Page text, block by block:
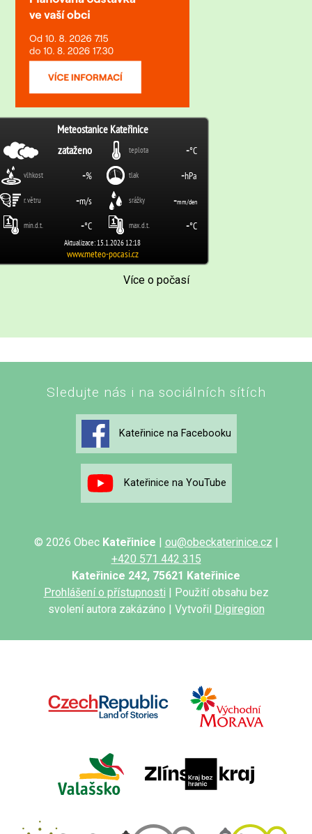
Více o počasí
Sledujte nás i na sociálních sítích
Kateřinice na Facebooku
Kateřinice na YouTube
© 2026 Obec Kateřinice | ou@obeckaterinice.cz |
+420 571 442 315
Kateřinice 242, 75621 Kateřinice
Prohlášení o přístupnosti | Použití obsahu bez
svolení autora zakázáno | Vytvořil Digiregion